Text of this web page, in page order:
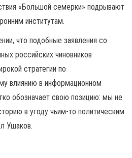
«Большой семерки» подрывают
институтам.
что подобные заявления со
российских чиновников
стратегии по
влиянию в информационном
обозначает свою позицию: мы не
в угоду чьим-то политическим
Ушаков.